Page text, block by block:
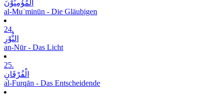
الْمُؤْمِنُوْنَ
al-Muʾminūn - Die Gläubigen
24.
النُّوْرِ
an-Nūr - Das Licht
25.
الْفُرْقَانِ
al-Furqān - Das Entscheidende